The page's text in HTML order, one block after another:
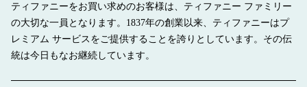
ティファニーをお買い求めのお客様は、ティファニー ファミリー
の大切な一員となります。1837年の創業以来、ティファニーはプ
レミアム サービスをご提供することを誇りとしています。その伝
統は今日もなお継続しています。